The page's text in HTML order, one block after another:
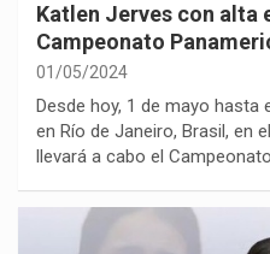
Katlen Jerves con alta
Campeonato
01/05/2024
Desde hoy, 1 de mayo hasta
en Río de Janeiro, Brasil, en
llevará a cabo el